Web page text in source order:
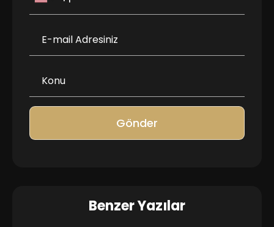
Gönder
Benzer Yazılar